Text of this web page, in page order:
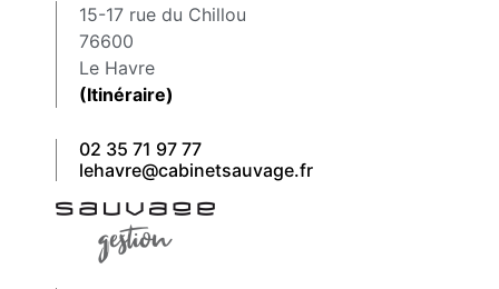
15-17 rue du Chillou
76600
Le Havre
(Itinéraire)
02 35 71 97 77
lehavre@cabinetsauvage.fr